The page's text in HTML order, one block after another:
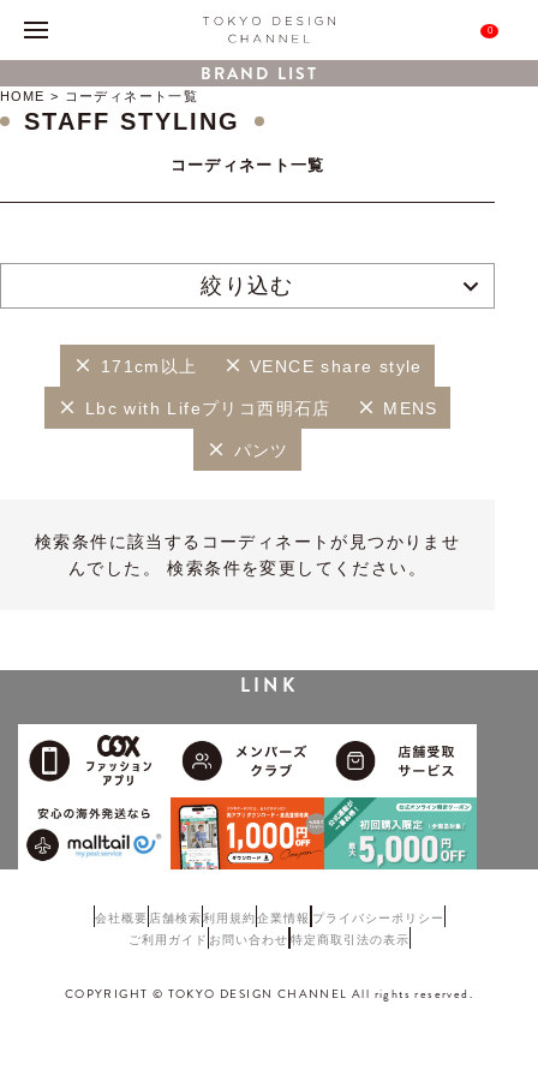
0
BRAND LIST
HOME コーディネート一覧
STAFF STYLING
コーディネート一覧
絞り込む
171cm以上 VENCE share style
Lbc with Lifeプリコ西明石店 MENS
パンツ
検索条件に該当するコーディネートが見つかりませ
んでした。 検索条件を変更してください。
LINK
会社概要 店舗検索利用規約企業情報 プライバシーポリシー
ご利用ガイド お問い合わせ 特定商取引法の表示
COPYRIGHT © TOKYO DESIGN CHANNEL All rights reserved.